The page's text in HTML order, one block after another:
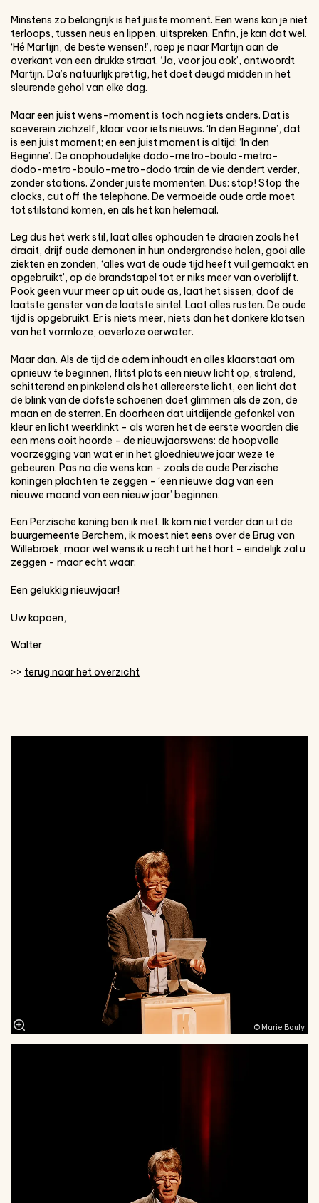
Minstens zo belangrijk is het juiste moment. Een wens kan je niet
terloops, tussen neus en lippen, uitspreken. Enfin, je kan dat wel.
‘Hé Martijn, de beste wensen!’, roep je naar Martijn aan de
overkant van een drukke straat. ‘Ja, voor jou ook’, antwoordt
Martijn. Da’s natuurlijk prettig, het doet deugd midden in het
sleurende gehol van elke dag.
Maar een juist wens-moment is toch nog iets anders. Dat is
soeverein zichzelf, klaar voor iets nieuws. ‘In den Beginne’, dat
is een juist moment; en een juist moment is altijd: ‘In den
Beginne’. De onophoudelijke dodo-metro-boulo-metro-
dodo-metro-boulo-metro-dodo train de vie dendert verder,
zonder stations. Zonder juiste momenten. Dus: stop! Stop the
clocks, cut off the telephone. De vermoeide oude orde moet
tot stilstand komen, en als het kan helemaal.
Leg dus het werk stil, laat alles ophouden te draaien zoals het
draait, drijf oude demonen in hun ondergrondse holen, gooi alle
ziekten en zonden, ‘alles wat de oude tijd heeft vuil gemaakt en
opgebruikt’, op de brandstapel tot er niks meer van overblijft.
Pook geen vuur meer op uit oude as, laat het sissen, doof de
laatste genster van de laatste sintel. Laat alles rusten. De oude
tijd is opgebruikt. Er is niets meer, niets dan het donkere klotsen
van het vormloze, oeverloze oerwater.
Maar dan. Als de tijd de adem inhoudt en alles klaarstaat om
opnieuw te beginnen, flitst plots een nieuw licht op, stralend,
schitterend en pinkelend als het allereerste licht, een licht dat
de blink van de dofste schoenen doet glimmen als de zon, de
maan en de sterren. En doorheen dat uitdijende gefonkel van
kleur en licht weerklinkt - als waren het de eerste woorden die
een mens ooit hoorde - de nieuwjaarswens: de hoopvolle
voorzegging van wat er in het gloednieuwe jaar weze te
gebeuren. Pas na die wens kan - zoals de oude Perzische
koningen plachten te zeggen - ‘een nieuwe dag van een
nieuwe maand van een nieuw jaar’ beginnen.
Een Perzische koning ben ik niet. Ik kom niet verder dan uit de
buurgemeente Berchem, ik moest niet eens over de Brug van
Willebroek, maar wel wens ik u recht uit het hart - eindelijk zal u
zeggen - maar echt waar:
Een gelukkig nieuwjaar!
Uw kapoen,
Walter
>> terug naar het overzicht
© Marie Bouly